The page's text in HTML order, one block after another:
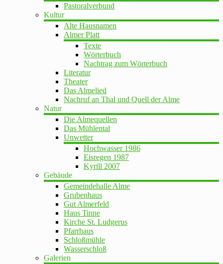
Pastoralverbund
Kultur
Alte Hausnamen
Almer Platt
Texte
Wörterbuch
Nachtrag zum Wörterbuch
Literatur
Theater
Das Almelied
Nachruf an Thal und Quell der Alme
Natur
Die Almequellen
Das Mühlental
Unwetter
Hochwasser 1986
Eisregen 1987
Kyrill 2007
Gebäude
Gemeindehalle Alme
Grubenhaus
Gut Almerfeld
Haus Tinne
Kirche St. Ludgerus
Pfarrhaus
Schloßmühle
Wasserschloß
Galerien